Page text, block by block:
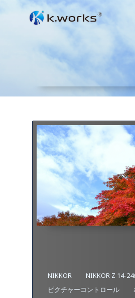
NIKKOR NIKKOR Z 14-
ピクチャーコントロール